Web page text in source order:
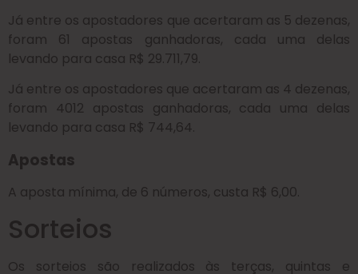
Já entre os apostadores que acertaram as 5 dezenas,
foram 61 apostas ganhadoras, cada uma delas
levando para casa R$ 29.711,79.
Já entre os apostadores que acertaram as 4 dezenas,
foram 4012 apostas ganhadoras, cada uma delas
levando para casa R$ 744,64.
Apostas
A aposta mínima, de 6 números, custa R$ 6,00.
Sorteios
Os sorteios são realizados às terças, quintas e